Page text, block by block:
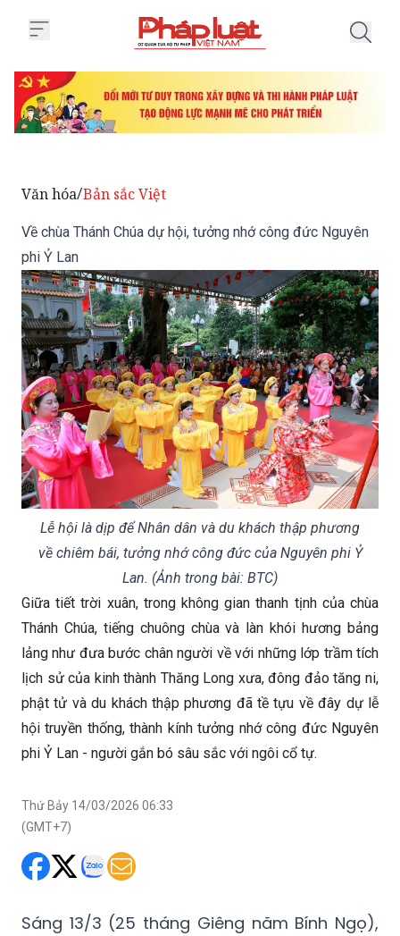
Văn hóa/Bản sắc Việt
Về chùa Thánh Chúa dự hội, tưởng nhớ công đức Nguyên
phi Ỷ Lan
Lễ hội là dịp để Nhân dân và du khách thập phương
về chiêm bái, tưởng nhớ công đức của Nguyên phi Ỷ
Lan. (Ảnh trong bài: BTC)
Giữa tiết trời xuân, trong không gian thanh tịnh của chùa
Thánh Chúa, tiếng chuông chùa và làn khói hương bảng
lảng như đưa bước chân người về với những lớp trầm tích
lịch sử của kinh thành Thăng Long xưa, đông đảo tăng ni,
phật tử và du khách thập phương đã tề tựu về đây dự lễ
hội truyền thống, thành kính tưởng nhớ công đức Nguyên
phi Ỷ Lan - người gắn bó sâu sắc với ngôi cổ tự.
Thứ Bảy 14/03/2026 06:33
(GMT+7)
Sáng 13/3 (25 tháng Giêng năm Bính Ngọ),